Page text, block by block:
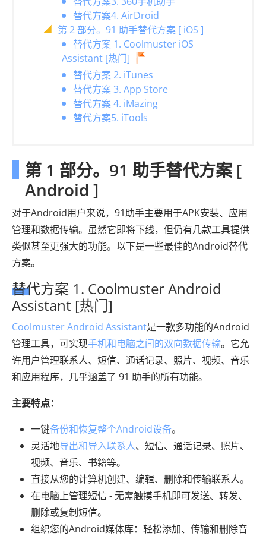
替代方案4. AirDroid
第 2 部分。91 助手替代方案 [ iOS ]
替代方案 1. Coolmuster iOS
Assistant [热门]
替代方案 2. iTunes
替代方案 3. App Store
替代方案 4. iMazing
替代方案5. iTools
第 1 部分。91 助手替代方案 [
Android ]
对于Android用户来说，91助手主要用于APK安装、应用
管理和数据传输。虽然它即将下线，但仍有几款工具提供
类似甚至更强大的功能。以下是一些最佳的Android替代
方案。
替代方案 1. Coolmuster Android
Assistant [热门]
Coolmuster Android Assistant是一款多功能的Android
管理工具，可实现手机和电脑之间的双向数据传输。它允
许用户管理联系人、短信、通话记录、照片、视频、音乐
和应用程序，几乎涵盖了 91 助手的所有功能。
主要特点：
一键备份和恢复整个Android设备。
灵活地导出和导入联系人、短信、通话记录、照片、
视频、音乐、书籍等。
直接从您的计算机创建、编辑、删除和传输联系人。
在电脑上管理短信 - 无需触摸手机即可发送、转发、
删除或复制短信。
组织您的Android媒体库：轻松添加、传输和删除音